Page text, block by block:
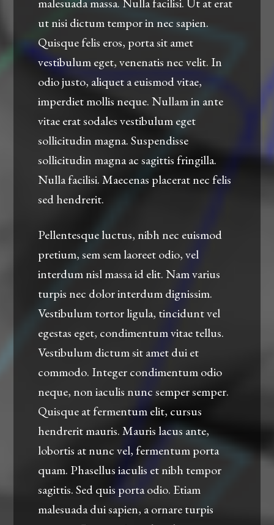
malesuada massa. Nulla facilisi. Ut at erat
ut nisi dictum tempor in nec sapien.
Quisque felis eros, porta sit amet
vestibulum eget, venenatis nec velit. In
odio justo, aliquet a euismod vitae,
imperdiet mollis neque. Nullam in ante
vitae erat sodales vestibulum eget
sollicitudin magna. Suspendisse
sollicitudin magna ac sagittis fringilla.
Nulla facilisi. Maecenas placerat nec felis
sed hendrerit.
Pellentesque luctus, nibh nec euismod
pretium, sem sem laoreet odio, vel
interdum nisl massa id elit. Nam varius
turpis nec dolor interdum dignissim.
Vestibulum tortor ligula, tincidunt vel
egestas eget, condimentum vitae tellus.
Vestibulum dictum sit amet dui et
commodo. Integer condimentum odio
neque, non iaculis nunc semper semper.
Quisque at fermentum elit, cursus
hendrerit mauris. Mauris lacus ante,
lobortis at nunc vel, fermentum porta
quam. Phasellus iaculis et nibh tempor
sagittis. Sed quis porta odio. Etiam
malesuada dui sapien, a ornare turpis